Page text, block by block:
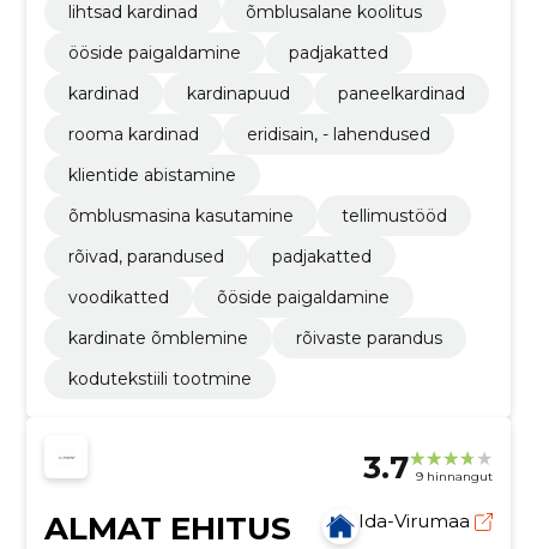
lihtsad kardinad
õmblusalane koolitus
ööside paigaldamine
padjakatted
kardinad
kardinapuud
paneelkardinad
rooma kardinad
eridisain, - lahendused
klientide abistamine
õmblusmasina kasutamine
tellimustööd
rõivad, parandused
padjakatted
voodikatted
õöside paigaldamine
kardinate õmblemine
rõivaste parandus
kodutekstiili tootmine
3.7 9 hinnangut
ALMAT EHITUS
Ida-Virumaa